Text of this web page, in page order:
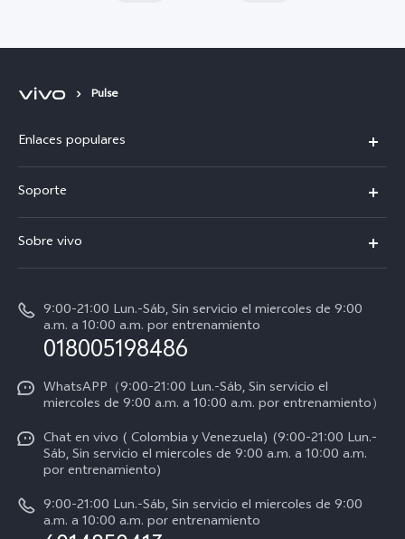
Pulse
Enlaces populares
V70
V70 FE
Y11d
Soporte
Centro de servicio
Verificación de IMEI
Consulta el Precio de los Repuestos
Manual de usuario
Servicio de logística
Progreso de la reparación
Sobre vivo
Noticias
Empleos en vivo
Avisos legales
Acerca de nosotros
Sostenibilidad
Centro de privacidad de vivo
9:00-21:00 Lun.-Sáb, Sin servicio el miercoles de 9:00
a.m. a 10:00 a.m. por entrenamiento
018005198486
WhatsAPP（9:00-21:00 Lun.-Sáb, Sin servicio el
miercoles de 9:00 a.m. a 10:00 a.m. por entrenamiento）
Chat en vivo ( Colombia y Venezuela) (9:00-21:00 Lun.-
Sáb, Sin servicio el miercoles de 9:00 a.m. a 10:00 a.m.
por entrenamiento)
9:00-21:00 Lun.-Sáb, Sin servicio el miercoles de 9:00
a.m. a 10:00 a.m. por entrenamiento